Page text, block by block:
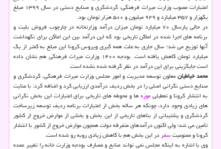
اعتبارات مصوب وزارت میراث فرهنگی، گردشگری و صنایع دستی در سال ۱۳۹۹ مبلغ
یکهزار و ۳۵۷ میلیارد و ۹۲۹ میلیون و ۵۰۰ هزار تومان بود.
در حالی پارسال ۷۰ میلیارد تومان میزان درآمد وزارتخانه در چارچوب فروش بلیت و
برنامه های اجرا شده در اماکن تاریخی بود که این درآمد بین این اماکن برای نگهداشت
آنها توزیع می شد؛ سال جاری به علت همه گیری ویروس کرونا این مبلغ به کمتر از یک
میلیارد تومان کاهش یافته است. بودجه ۱۴۰۰ وزارت میراث فرهنگی هم نشان داده
است جایگزینی برای این درآمد در نظر گرفته شده نشده است.
محمد خیاطیانمعاون توسعه مدیریت و امور مجلس وزارت میراث فرهنگی، گردشگری و
صنایع دستی نگرانی اصلی را در بخش ردیف درآمدی ارزیابی کرد و اضافه کرد: با عنایت
به انتشار کرونا و تعطیلیموزهها و محوطه های تاریخی برای اعتبارات این بخش نگرانی
های زیادی وجود دارد، چونکه هر ساله بخش از اعتبارات برنامه ردیف توسعه زیرساخت
گردشگری و پشتیبانی از بناهای تاریخی از این بخش و بخشی از عوارض خروج از کشور
تأمین می شد؛ ولی اکنون درآمدهای متفرقه دولت همچون عوارض خروج از کشور با انتشار
کرونا و ممنوعیتسفر در این بخش هم با کاهش زیادی روبه رو شده است.
وی با اشاره به اینکه مجلس نمی تواند منابع و مصارف بودجه وزارت خانه را تغییر عمده